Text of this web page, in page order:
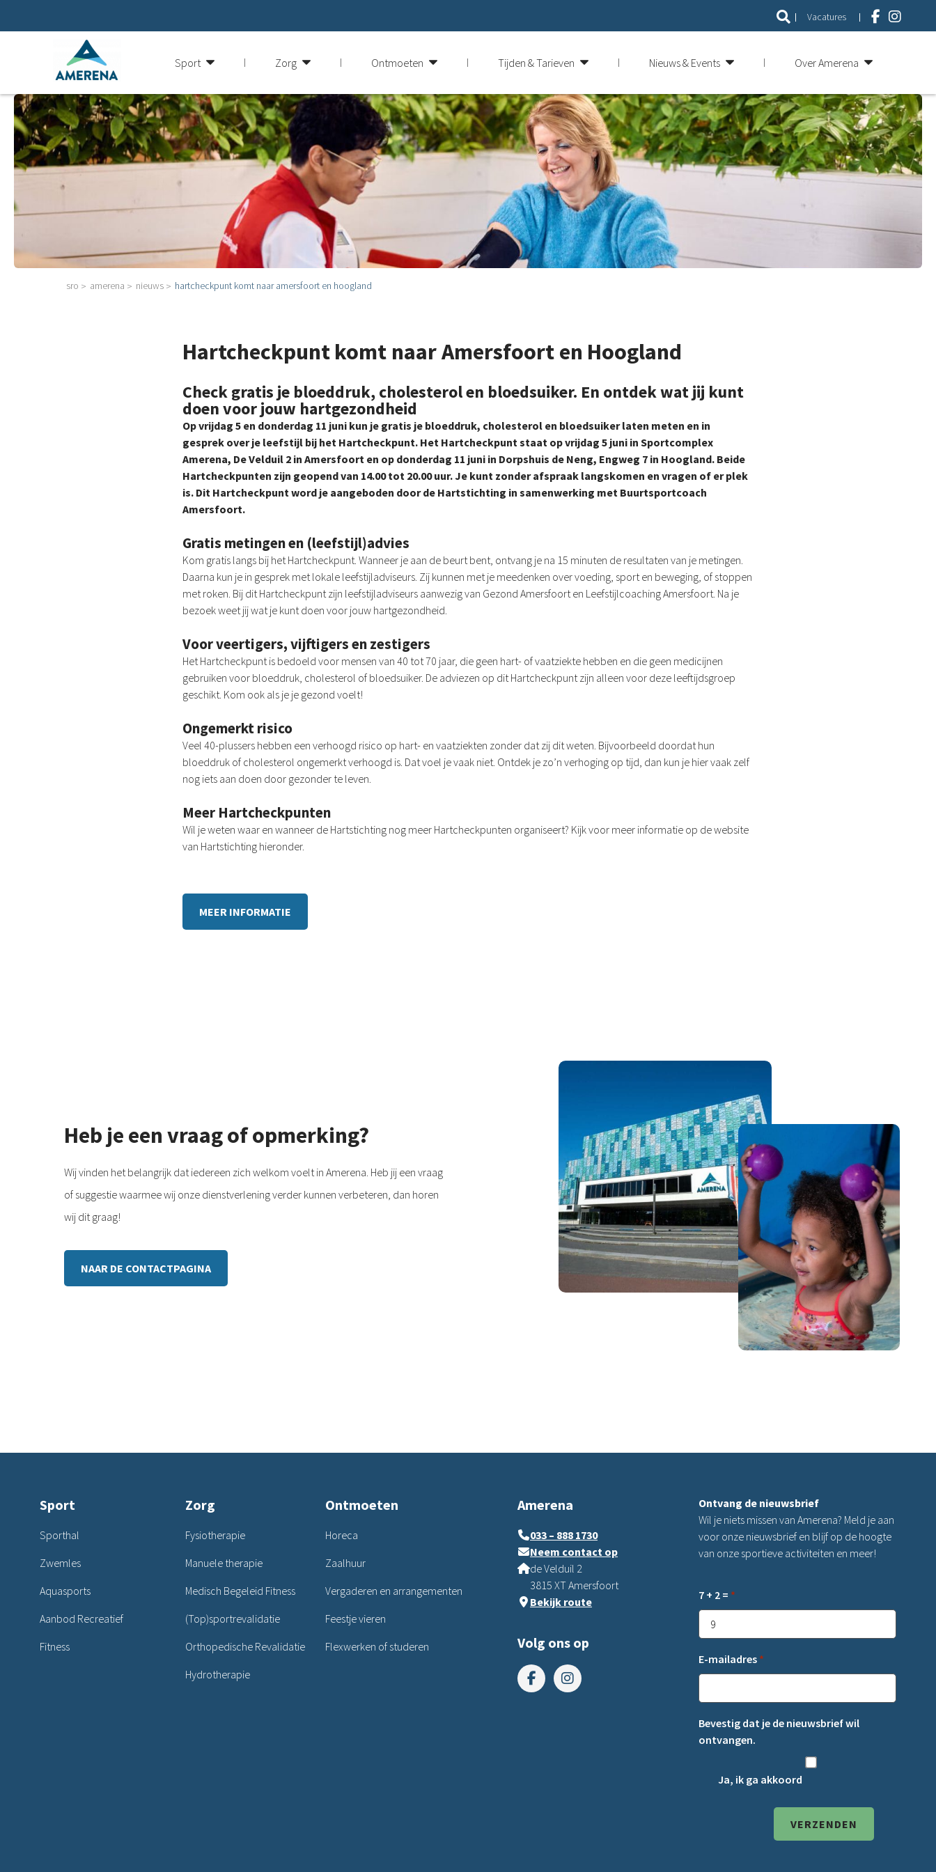
Vacatures
Sport Zorg Ontmoeten Tijden & Tarieven Nieuws & Events Over Amerena
sro amerena nieuws hartcheckpunt komt naar amersfoort en hoogland
Hartcheckpunt komt naar Amersfoort en Hoogland
Check gratis je bloeddruk, cholesterol en bloedsuiker. En ontdek wat jij kunt
doen voor jouw hartgezondheid
Op vrijdag 5 en donderdag 11 juni kun je gratis je bloeddruk, cholesterol en bloedsuiker laten meten en in
gesprek over je leefstijl bij het Hartcheckpunt. Het Hartcheckpunt staat op vrijdag 5 juni in Sportcomplex
Amerena, De Velduil 2 in Amersfoort en op donderdag 11 juni in Dorpshuis de Neng, Engweg 7 in Hoogland. Beide
Hartcheckpunten zijn geopend van 14.00 tot 20.00 uur. Je kunt zonder afspraak langskomen en vragen of er plek
is. Dit Hartcheckpunt word je aangeboden door de Hartstichting in samenwerking met Buurtsportcoach
Amersfoort.
Gratis metingen en (leefstijl)advies
Kom gratis langs bij het Hartcheckpunt. Wanneer je aan de beurt bent, ontvang je na 15 minuten de resultaten van je metingen.
Daarna kun je in gesprek met lokale leefstijladviseurs. Zij kunnen met je meedenken over voeding, sport en beweging, of stoppen
met roken. Bij dit Hartcheckpunt zijn leefstijladviseurs aanwezig van Gezond Amersfoort en Leefstijlcoaching Amersfoort. Na je
bezoek weet jij wat je kunt doen voor jouw hartgezondheid.
Voor veertigers, vijftigers en zestigers
Het Hartcheckpunt is bedoeld voor mensen van 40 tot 70 jaar, die geen hart- of vaatziekte hebben en die geen medicijnen
gebruiken voor bloeddruk, cholesterol of bloedsuiker. De adviezen op dit Hartcheckpunt zijn alleen voor deze leeftijdsgroep
geschikt. Kom ook als je je gezond voelt!
Ongemerkt risico
Veel 40-plussers hebben een verhoogd risico op hart- en vaatziekten zonder dat zij dit weten. Bijvoorbeeld doordat hun
bloeddruk of cholesterol ongemerkt verhoogd is. Dat voel je vaak niet. Ontdek je zo’n verhoging op tijd, dan kun je hier vaak zelf
nog iets aan doen door gezonder te leven.
Meer Hartcheckpunten
Wil je weten waar en wanneer de Hartstichting nog meer Hartcheckpunten organiseert? Kijk voor meer informatie op de website
van Hartstichting hieronder.
MEER INFORMATIE
Heb je een vraag of opmerking?
Wij vinden het belangrijk dat iedereen zich welkom voelt in Amerena. Heb jij een vraag
of suggestie waarmee wij onze dienstverlening verder kunnen verbeteren, dan horen
wij dit graag!
NAAR DE CONTACTPAGINA
Sport
Sporthal
Zwemles
Aquasports
Aanbod Recreatief
Fitness
Zorg
Fysiotherapie
Manuele therapie
Medisch Begeleid Fitness
(Top)sportrevalidatie
Orthopedische Revalidatie
Hydrotherapie
Ontmoeten
Horeca
Zaalhuur
Vergaderen en arrangementen
Feestje vieren
Flexwerken of studeren
Amerena
033 – 888 1730
Neem contact op
de Velduil 2
3815 XT Amersfoort
Bekijk route
Volg ons op
Ontvang de nieuwsbrief
Wil je niets missen van Amerena? Meld je aan
voor onze nieuwsbrief en blijf op de hoogte
van onze sportieve activiteiten en meer!
7 + 2 = *
E-mailadres*
Bevestig dat je de nieuwsbrief wil
ontvangen.
Ja, ik ga akkoord